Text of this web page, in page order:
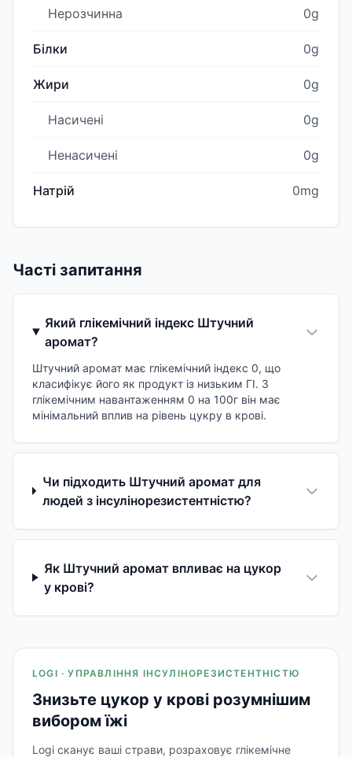
Нерозчинна 0g
Білки 0g
Жири 0g
Насичені 0g
Ненасичені 0g
Натрій 0mg
Часті запитання
Який глікемічний індекс Штучний
аромат?
Штучний аромат має глікемічний індекс 0, що
класифікує його як продукт із низьким ГІ. З
глікемічним навантаженням 0 на 100г він має
мінімальний вплив на рівень цукру в крові.
Чи підходить Штучний аромат для
людей з інсулінорезистентністю?
Як Штучний аромат впливає на цукор
у крові?
LOGI · УПРАВЛІННЯ ІНСУЛІНОРЕЗИСТЕНТНІСТЮ
Знизьте цукор у крові розумнішим
вибором їжі
Logi сканує ваші страви, розраховує глікемічне